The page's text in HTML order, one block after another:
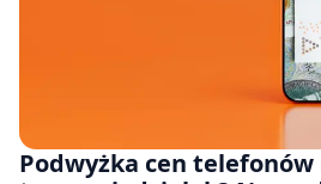
Podwyżka cen telefonów